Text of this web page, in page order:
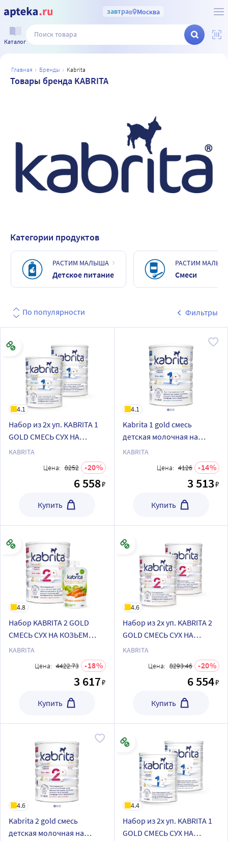
завтрав Москва
Каталог
главная бренды kabrita
Товары бренда KABRITA
Категории продуктов
РАСТИМ МАЛЫША
Детское питание
РАСТИМ
Смеси
По популярности Фильтры
4.1
Набор из 2х уп. KABRITA 1
GOLD СМЕСЬ СУХ НА
КОЗЬЕМ МОЛОКЕ 800 гр по
KABRITA
Цена: 8252 20
6 558₽
Купить
4.1
Kabrita 1 gold смесь
детская молочная на
козьем молоке для
пищеварения с 0 месяцев
KABRITA
Цена: 4126 14
3 513₽
Купить
4.8
Набор KABRITA 2 GOLD
СМЕСЬ СУХ НА КОЗЬЕМ
МОЛОКЕ 800 гр + KABRITA
пюре фруктовое-овощное
с козьими сливками
KABRITA
Цена: 4422.73 18
3 617₽
Купить
4.6
Набор из 2х уп. KABRITA 2
GOLD СМЕСЬ СУХ НА
КОЗЬЕМ МОЛОКЕ 800 гр по
KABRITA
Цена: 8293.46 20
6 554₽
Купить
4.6
Kabrita 2 gold смесь
детская молочная на
4.4
Набор из 2х уп. KABRITA 1
GOLD СМЕСЬ СУХ НА